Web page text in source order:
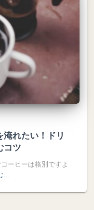
れたい！ドリ
コツ
ーヒーは格別ですよ
…